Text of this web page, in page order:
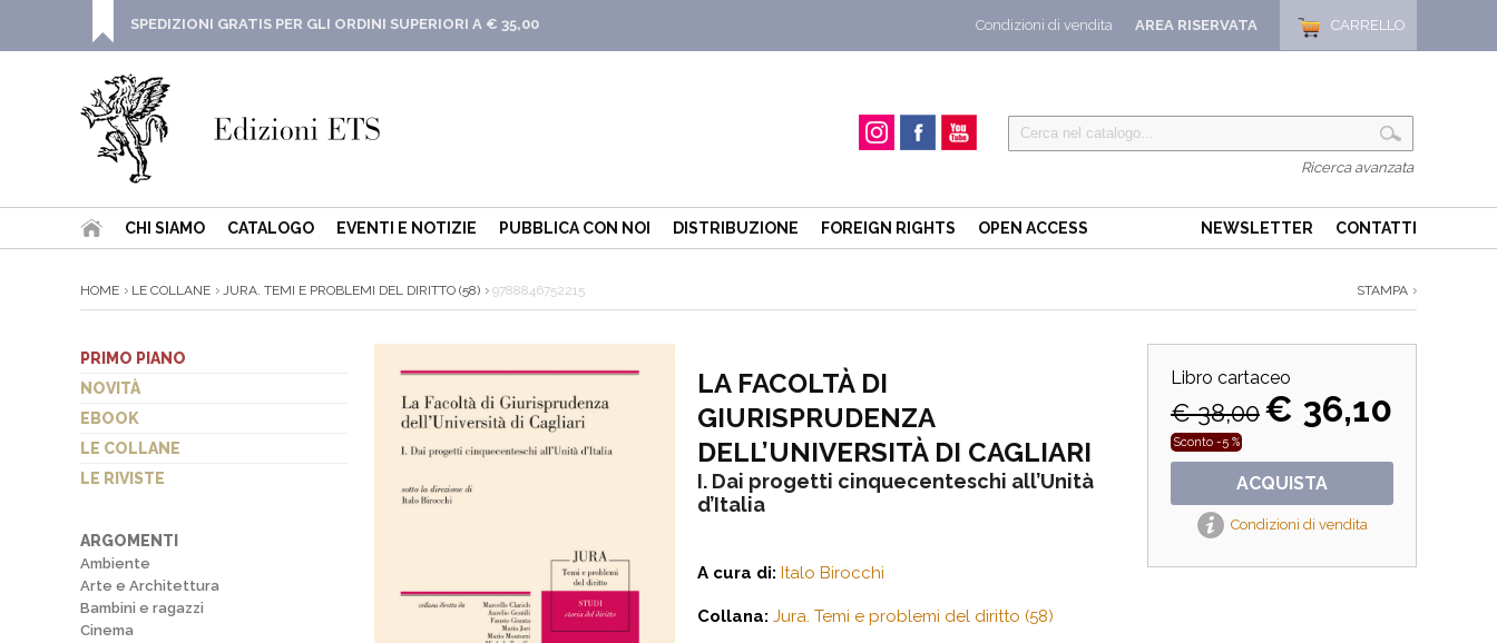
CARRELLO
AREA RISERVATA
Condizioni di vendita
SPEDIZIONI GRATIS PER GLI ORDINI SUPERIORI A € 35,00
Ricerca avanzata
CHI SIAMO CATALOGO EVENTI E NOTIZIE PUBBLICA CON NOI DISTRIBUZIONE FOREIGN RIGHTS OPEN ACCESS NEWSLETTER CONTATTI
HOME LE COLLANE JURA. TEMI E PROBLEMI DEL DIRITTO (58) 9788846752215 STAMPA
PRIMO PIANO
NOVITÀ
EBOOK
LE COLLANE
LE RIVISTE
ARGOMENTI
Ambiente
Arte e Architettura
Bambini e ragazzi
Cinema
Libro cartaceo
€ 38,00€ 36,10
Sconto -5 %
ACQUISTA
Condizioni di vendita
LA FACOLTÀ DI
GIURISPRUDENZA
DELL’UNIVERSITÀ DI CAGLIARI
I. Dai progetti cinquecenteschi all’Unità
d’Italia
A cura di: Italo Birocchi
Collana: Jura. Temi e problemi del diritto (58)